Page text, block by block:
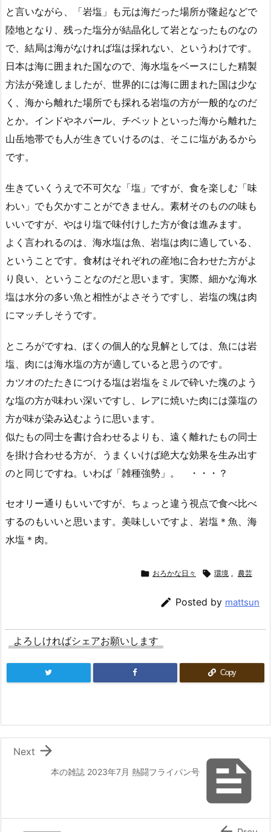
と言いながら、「岩塩」も元は海だった場所が隆起などで
陸地となり、残った塩分が結晶化して岩となったものなの
で、結局は海がなければ塩は採れない、というわけです。
日本は海に囲まれた国なので、海水塩をベースにした精製
方法が発達しましたが、世界的には海に囲まれた国は少な
く、海から離れた場所でも採れる岩塩の方が一般的なのだ
とか。インドやネパール、チベットといった海から離れた
山岳地帯でも人が生きていけるのは、そこに塩があるから
です。
生きていくうえで不可欠な「塩」ですが、食を楽しむ「味
わい」でも欠かすことができません。素材そのものの味も
いいですが、やはり塩で味付けした方が食は進みます。
よく言われるのは、海水塩は魚、岩塩は肉に適している、
ということです。食材はそれぞれの産地に合わせた方がよ
り良い、ということなのだと思います。実際、細かな海水
塩は水分の多い魚と相性がよさそうですし、岩塩の塊は肉
にマッチしそうです。
ところがですね、ぼくの個人的な見解としては、魚には岩
塩、肉には海水塩の方が適していると思うのです。
カツオのたたきにつける塩は岩塩をミルで砕いた塊のよう
な塩の方が味わい深いですし、レアに焼いた肉には藻塩の
方が味が染み込むように思います。
似たもの同士を書け合わせるよりも、遠く離れたもの同士
を掛け合わせる方が、うまくいけば絶大な効果を生み出す
のと同じですね。いわば「雑種強勢」。 ・・・？
セオリー通りもいいですが、ちょっと違う視点で食べ比べ
するのもいいと思います。美味しいですよ、岩塩＊魚、海
水塩＊肉。
 おろかな日々  環境 , 農芸
 Posted by mattsun
よろしければシェアお願いします
Copy

本の雑誌 2023年7月 熱闘フライパン号

Next